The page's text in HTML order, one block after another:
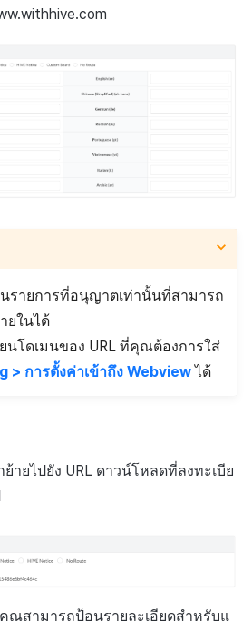
รายการที่อนุญาตเท่านั้นที่สามารถ
ยในได้
นโดเมนของ URL ที่คุณต้องการใส่
> การตั้งค่าเข้าถึง Webviewได้
ายไปยัง URL ดาวน์โหลดที่ลงทะเบีย
ณสามารถป้อนรายละเอียดสำหรับแ